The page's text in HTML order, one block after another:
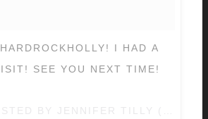
I HAD A
TIME!